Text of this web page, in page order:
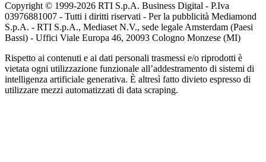
Copyright © 1999-2026 RTI S.p.A. Business Digital - P.Iva
03976881007 - Tutti i diritti riservati - Per la pubblicità Mediamond
S.p.A. - RTI S.p.A., Mediaset N.V., sede legale Amsterdam (Paesi
Bassi) - Uffici Viale Europa 46, 20093 Cologno Monzese (MI)
Rispetto ai contenuti e ai dati personali trasmessi e/o riprodotti è
vietata ogni utilizzazione funzionale all’addestramento di sistemi di
intelligenza artificiale generativa. È altresì fatto divieto espresso di
utilizzare mezzi automatizzati di data scraping.